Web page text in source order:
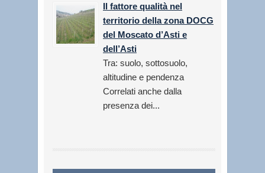
Il fattore qualità nel
territorio della zona DOCG
del Moscato d’Asti e
dell’Asti
Tra: suolo, sottosuolo,
altitudine e pendenza
Correlati anche dalla
presenza dei...